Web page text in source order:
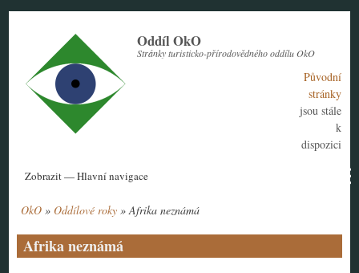
Oddíl OkO
Stránky turisticko-přírodovědného oddílu OkO
Původní
stránky
jsou stále
k
dispozici
Hlavní
Zobrazit — Hlavní navigace
Aktuální rok
Historie
Nábor členů
Kontakt
Tábor
Návody
navigace
OkO Oddílové roky Afrika neznámá
Afrika neznámá